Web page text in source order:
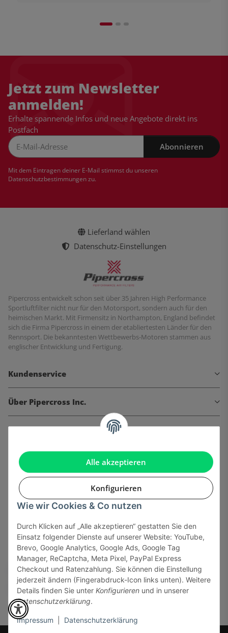
Alle akzeptieren
Konfigurieren
Wie wir Cookies & Co nutzen
Durch Klicken auf „Alle akzeptieren“ gestatten Sie den
Einsatz folgender Dienste auf unserer Website: YouTube,
Brevo, Google Analytics, Google Ads, Google Tag
Manager, ReCaptcha, Meta Pixel, PayPal Express
Checkout und Ratenzahlung. Sie können die Einstellung
jederzeit ändern (Fingerabdruck-Icon links unten). Weitere
Details finden Sie unter Konfigurieren und in unserer
Datenschutzerklärung.
Impressum Datenschutzerklärung
Jetzt zum Newsletter
anmelden!
Erhalte spannende Infos und neue Angebote direkt ins
Postfach
Abonnieren
Mit dem Eintragen deiner E-Mail stimmst du unseren
Datenschutzbestimmungenzu.
Lieferland wählen
Datenschutz-Einstellungen
Pipercross entwickelt schon seit über 35 Jahren High Performance
Sportluftfilter nicht nur für den Motorsport, sondern auch für den
heimischen Markt. Mit Firmensitz in Northampton, England befindet
sich die Firma Pipercross in einem der etabliertesten Länder für den
Rennsport. Die bekanntesten Wettbewerbs-Motoren stammen aus
englischer Entwicklung und Fertigung.
Kundenservice
Über Pipercross Inc.
Informationen
Gesetzliche Informationen
Sicher bezahlen via: